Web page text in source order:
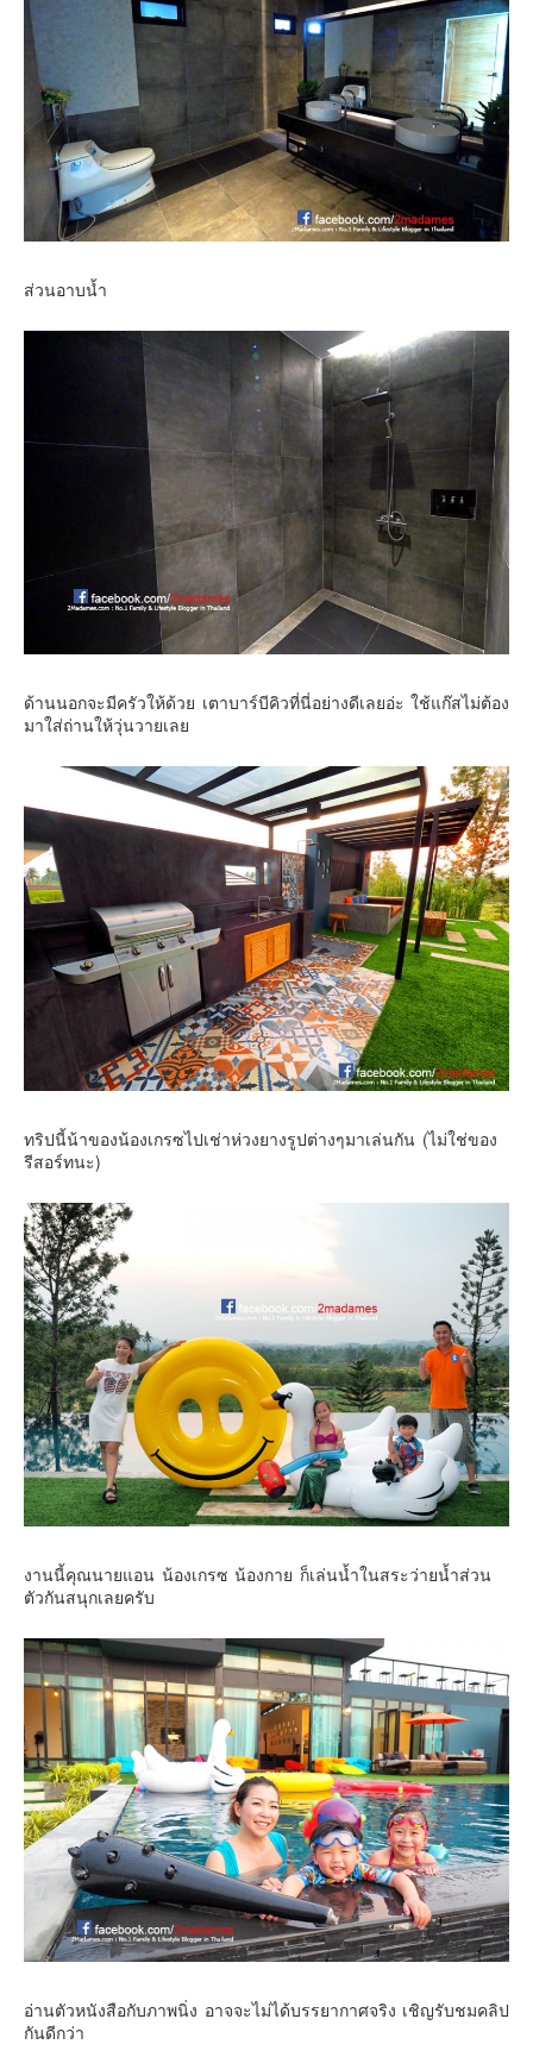
ส่วนอาบน้ำ
ด้านนอกจะมีครัวให้ด้วย เตาบาร์บีคิวที่นี่อย่างดีเลยอ่ะ ใช้แก๊สไม่ต้อง
มาใส่ถ่านให้วุ่นวายเลย
ทริปนี้น้าของน้องเกรซไปเช่าห่วงยางรูปต่างๆมาเล่นกัน (ไม่ใช่ของ
รีสอร์ทนะ)
งานนี้คุณนายแอน น้องเกรซ น้องกาย ก็เล่นน้ำในสระว่ายน้ำส่วน
ตัวกันสนุกเลยครับ
อ่านตัวหนังสือกับภาพนิ่ง อาจจะไม่ได้บรรยากาศจริง เชิญรับชมคลิป
กันดีกว่า